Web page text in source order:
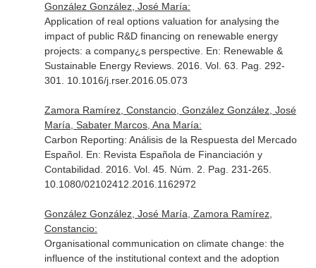
González González, José María:
Application of real options valuation for analysing the
impact of public R&D financing on renewable energy
projects: a company¿s perspective. En: Renewable &
Sustainable Energy Reviews. 2016. Vol. 63. Pag. 292-
301. 10.1016/j.rser.2016.05.073
Zamora Ramírez, Constancio, González González, José
María, Sabater Marcos, Ana María:
Carbon Reporting: Análisis de la Respuesta del Mercado
Español. En: Revista Española de Financiación y
Contabilidad . 2016. Vol. 45. Núm. 2. Pag. 231-265.
10.1080/02102412.2016.1162972
González González, José María, Zamora Ramírez,
Constancio:
Organisational communication on climate change: the
influence of the institutional context and the adoption